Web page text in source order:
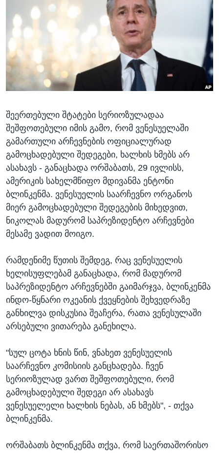
ᲡᲢᲣᲓᲘᲐ ᲕᲐᲨᲘᲜᲒᲢᲝᲜᲘ
ᲔᲙᲝᲜᲝᲛᲘᲙᲐ
ᲯᲐᲜᲛᲠᲗᲔᲚᲝᲑᲐ
ᲘᲜᲢᲔᲠᲕᲘᲣ
ᲙᲣᲚᲢᲣᲠᲐ
ᲓᲔᲖᲘᲜᲤᲝᲠᲛᲐᲪᲘᲐ
Learning English
ᲗᲕᲐᲚᲘ ᲒᲕᲐᲓᲔᲕᲜᲔᲗ
ენები
შეერთებული შტატები სერიოზულადაა
შეშფოთებული იმის გამო, რომ ვენესუელაში
გამართული არჩევნების ოფიციალურად
გამოცხადებული შედეგები, ხალხის ხმებს არ
ასახავს - განაცხადა ორშაბათს, 29 ივლისს,
ამერიკის სახელმწიფო მდივანმა ენტონი
ბლინკენმა. ვენესუელის საარჩევნო ორგანოს
მიერ გამოცხადებული შედეგების მიხედვით,
ნიკოლას მადურომ საპრეზიდენტო არჩევნები
მესამე ვადით მოიგო.
რამდენიმე წუთის შემდეგ, რაც ვენესუელის
ხელისუფლებამ განაცხადა, რომ მადურომ
საპრეზიდენტო არჩევნებში გაიმარჯვა, ბლინკენმა
ინდო-წყნარი ოკეანის ქვეყნების შეხვედრაზე
განხილვა დისკუსია შეაჩერა, რათა ვენესულაში
არსებული ვითარება განეხილა.
"სულ ცოტა ხნის წინ, ვნახეთ ვენესუელის
საარჩევნო კომისიის განცხადება. ჩვენ
სერიოზულად ვართ შეშფოთებული, რომ
გამოცხადებული შედეგი არ ასახავს
ვენესუელელი ხალხის ნებას, ან ხმებს", - თქვა
ბლინკენმა.
ორშაბათს ბლინკენმა თქვა, რომ საერთაშორისო